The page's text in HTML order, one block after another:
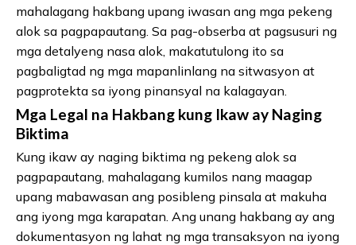
mahalagang hakbang upang iwasan ang mga pekeng
alok sa pagpapautang. Sa pag-obserba at pagsusuri ng
mga detalyeng nasa alok, makatutulong ito sa
pagbaligtad ng mga mapanlinlang na sitwasyon at
pagprotekta sa iyong pinansyal na kalagayan.
Mga Legal na Hakbang kung Ikaw ay Naging
Biktima
Kung ikaw ay naging biktima ng pekeng alok sa
pagpapautang, mahalagang kumilos nang maagap
upang mabawasan ang posibleng pinsala at makuha
ang iyong mga karapatan. Ang unang hakbang ay ang
dokumentasyon ng lahat ng mga transaksyon na iyong